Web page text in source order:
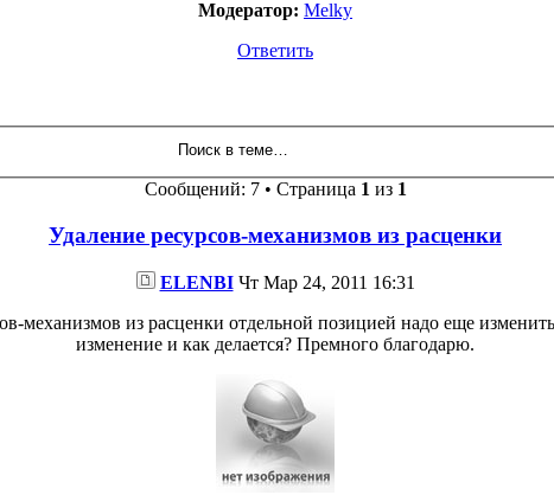
Модератор: Melky
Ответить
Сообщений: 7 • Страница 1из 1
Удаление ресурсов-механизмов из расценки
ELENBIЧт Мар 24, 2011 16:31
механизмов из расценки отдельной позицией надо еще
изменение и как делается? Премного благодарю.